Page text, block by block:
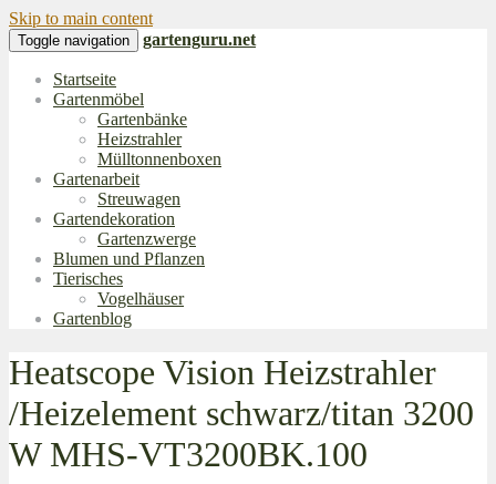
Skip to main content
Toggle navigation gartenguru.net
Startseite
Gartenmöbel
Gartenbänke
Heizstrahler
Mülltonnenboxen
Gartenarbeit
Streuwagen
Gartendekoration
Gartenzwerge
Blumen und Pflanzen
Tierisches
Vogelhäuser
Gartenblog
Heatscope Vision Heizstrahler
/Heizelement schwarz/titan 3200
W MHS-VT3200BK.100